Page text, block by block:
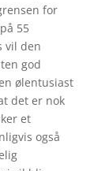
for
55
vil den
god
ølentusiast
det er nok
et
også